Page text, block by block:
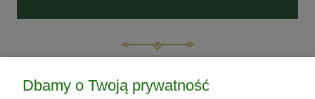
Dbamy o Twoją prywatność